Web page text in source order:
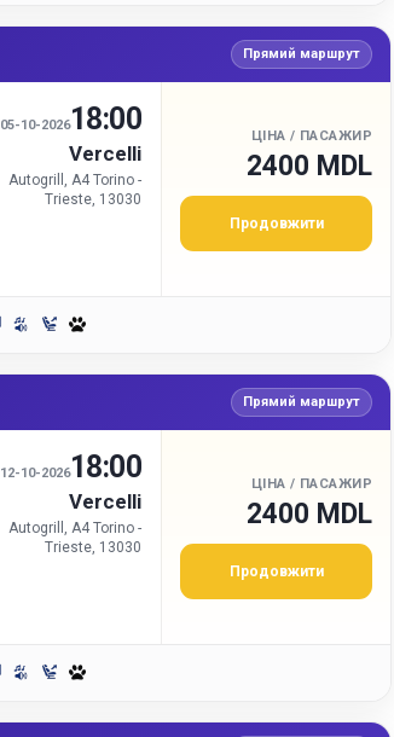
Прямий маршрут
05-10-202618:00
Vercelli
Autogrill, A4 Torino -
Trieste, 13030
ЦІНА / ПАСАЖИР
2400 MDL
Продовжити
Прямий маршрут
12-10-202618:00
Vercelli
Autogrill, A4 Torino -
Trieste, 13030
ЦІНА / ПАСАЖИР
2400 MDL
Продовжити